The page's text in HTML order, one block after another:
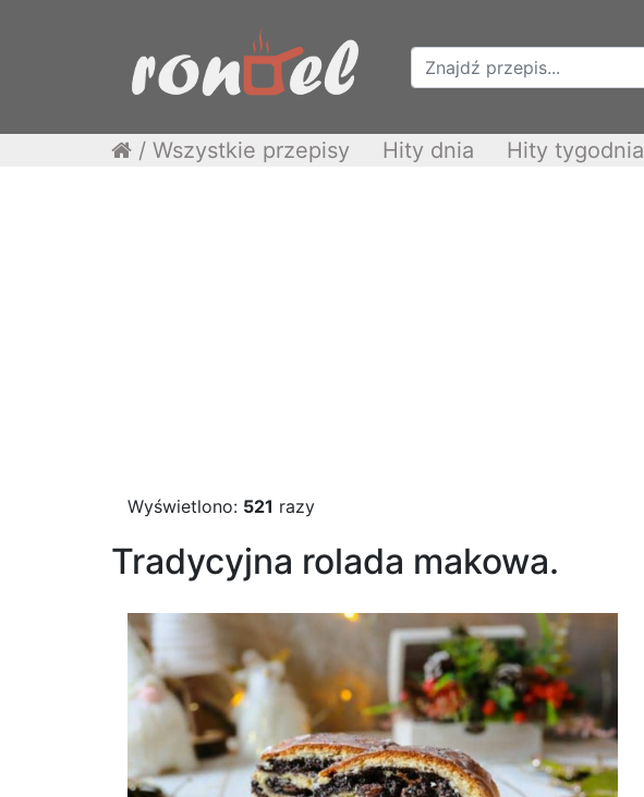
/ Wszystkie przepisy Hity dnia Hity tygodnia
Wyświetlono: 521 razy
Tradycyjna rolada makowa.